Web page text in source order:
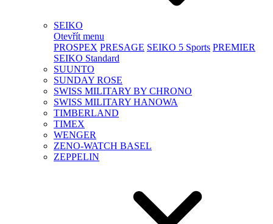
SEIKO
Otevřít menu
PROSPEX PRESAGE SEIKO 5 Sports PREMIER
SEIKO Standard
SUUNTO
SUNDAY ROSE
SWISS MILITARY BY CHRONO
SWISS MILITARY HANOWA
TIMBERLAND
TIMEX
WENGER
ZENO-WATCH BASEL
ZEPPELIN